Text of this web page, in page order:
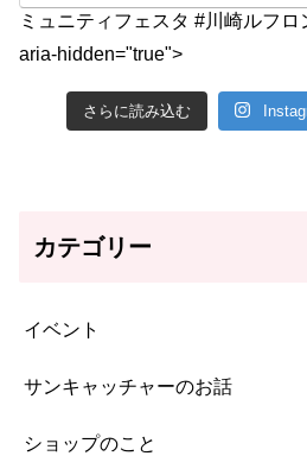
ミュニティフェスタ #川崎ルフ
aria-hidden="true">
さらに読み込む
カテゴリー
イベント
サンキャッチャーのお話
ショップのこと